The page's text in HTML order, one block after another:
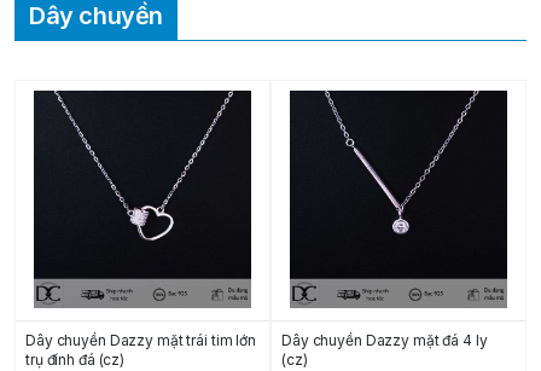
Dây chuyền
Dây chuyền Dazzy mặt trái tim lớn
trụ đính đá (cz)
Dây chuyền Dazzy mặt đá 4 ly
(cz)